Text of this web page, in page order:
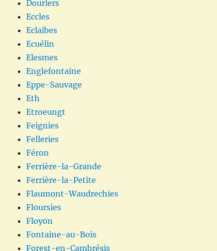
Dourlers
Eccles
Eclaibes
Ecuélin
Elesmes
Englefontaine
Eppe-Sauvage
Eth
Etroeungt
Feignies
Felleries
Féron
Ferrière-la-Grande
Ferrière-la-Petite
Flaumont-Waudrechies
Floursies
Floyon
Fontaine-au-Bois
Forest-en-Cambrésis